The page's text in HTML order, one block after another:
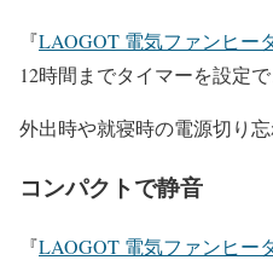
『LAOGOT 電気ファンヒー
12時間までタイマーを設定
外出時や就寝時の電源切り
コンパクトで静音
『LAOGOT 電気ファンヒー